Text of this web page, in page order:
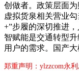
创做者。政策层面
虚拟货泉相关营业
+”步履的深切推进
智赋能是交通转型
用户的需求。国产
郑重声明：ylzzcom永